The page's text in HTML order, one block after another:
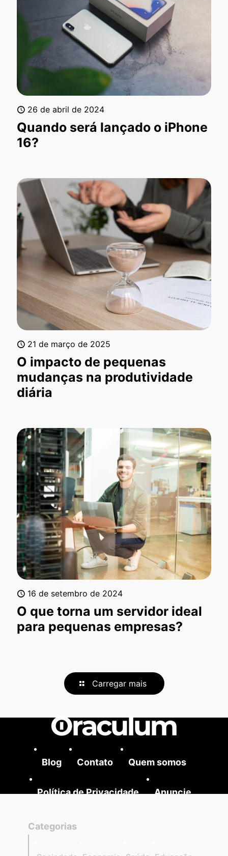
26 de abril de 2024
Quando será lançado o iPhone
16?
21 de março de 2025
O impacto de pequenas
mudanças na produtividade
diária
16 de setembro de 2024
O que torna um servidor ideal
para pequenas empresas?
Carregar mais
Blog Contato Quem somos
Política de Privacidade Anuncie
Categorias